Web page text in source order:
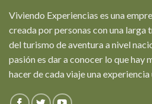
Viviendo Experiencias es una
creada por personas con una larga
del turismo de aventura a nivel
pasión es dar a conocer lo que hay
hacer de cada viaje una experiencia